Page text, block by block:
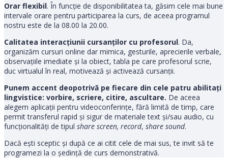
Orar flexibil. În funcție de disponibilitatea ta, găsim cele mai bune
intervale orare pentru participarea la curs, de aceea programul
nostru este de la 08.00 la 20.00.
Calitatea interacțiunii cursanților cu profesorul. Da,
organizăm cursuri online dar mimica, gesturile, aprecierile verbale,
observațiile imediate și la obiect, tabla pe care profesorul scrie,
duc virtualul în real, motivează și activează cursanții.
Punem accent deopotrivă pe fiecare din cele patru abilitați
lingvistice: vorbire, scriere, citire, ascultare. De aceea
alegem aplicații pentru videoconferințe, fără limită de timp, care
permit transferul rapid și sigur de materiale text și/sau audio, cu
funcționalități de tipul share screen, record, share sound.
Dacă ești sceptic și după ce ai citit cele de mai sus, te invit să te
programezi la o ședință de curs demonstrativă.